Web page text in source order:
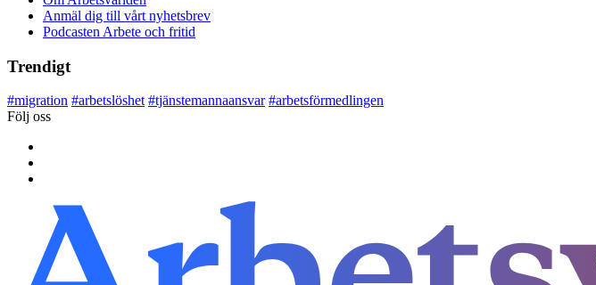
Anmäl dig till vårt nyhetsbrev
Podcasten Arbete och fritid
Trendigt
#migration #arbetslöshet #tjänstemannaansvar #arbetsförmedlingen
Följ oss